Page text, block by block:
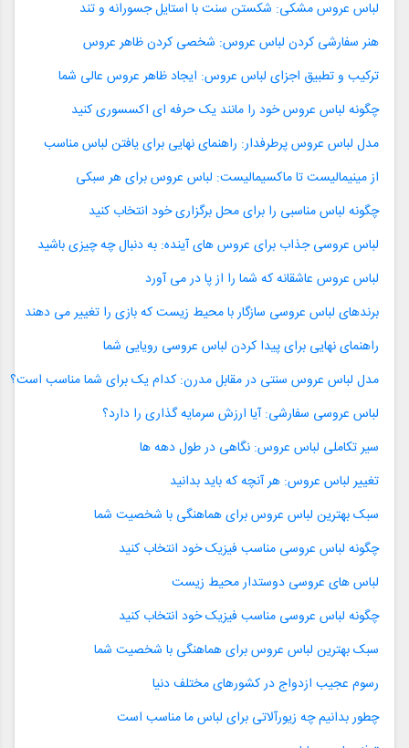
لباس عروس مشکی: شکستن سنت با استایل جسورانه و تند
هنر سفارشی کردن لباس عروس: شخصی کردن ظاهر عروس
ترکیب و تطبیق اجزای لباس عروس: ایجاد ظاهر عروس عالی شما
چگونه لباس عروس خود را مانند یک حرفه ای اکسسوری کنید
مدل لباس عروس پرطرفدار: راهنمای نهایی برای یافتن لباس مناسب
از مینیمالیست تا ماکسیمالیست: لباس عروس برای هر سبکی
چگونه لباس مناسبی را برای محل برگزاری خود انتخاب کنید
لباس عروسی جذاب برای عروس های آینده: به دنبال چه چیزی باشید
لباس عروس عاشقانه که شما را از پا در می آورد
برندهای لباس عروسی سازگار با محیط زیست که بازی را تغییر می دهند
راهنمای نهایی برای پیدا کردن لباس عروسی رویایی شما
مدل لباس عروس سنتی در مقابل مدرن: کدام یک برای شما مناسب است؟
لباس عروسی سفارشی: آیا ارزش سرمایه گذاری را دارد؟
سیر تکاملی لباس عروس: نگاهی در طول دهه ها
تغییر لباس عروس: هر آنچه که باید بدانید
سبک بهترین لباس عروس برای هماهنگی با شخصیت شما
چگونه لباس عروسی مناسب فیزیک خود انتخاب کنید
لباس های عروسی دوستدار محیط زیست
چگونه لباس عروسی مناسب فیزیک خود انتخاب کنید
سبک بهترین لباس عروس برای هماهنگی با شخصیت شما
رسوم عجیب ازدواج در کشورهای مختلف دنیا
چطور بدانیم چه زیورآلاتی برای لباس ما مناسب است